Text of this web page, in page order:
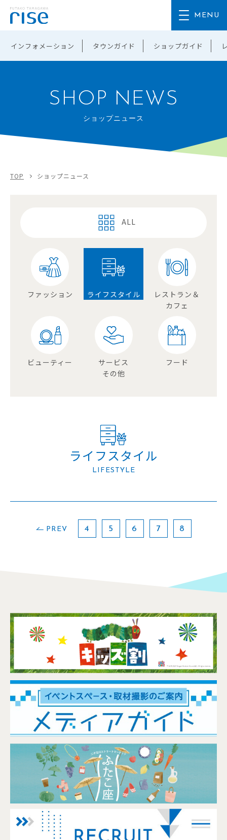
インフォメーション タウンガイド ショップガイド
SHOP NEWS
ショップニュース
TOP ショップニュース
ALL
ファッション ライフスタイル
レストラン＆
カフェ
ビューティー
サービス
その他
フード
ライフスタイル
LIFESTYLE
PREV 4 5 6 7 8